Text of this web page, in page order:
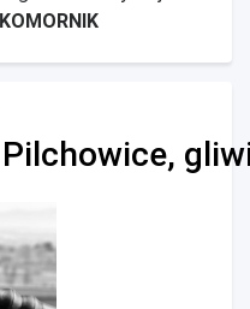
KOMORNIK